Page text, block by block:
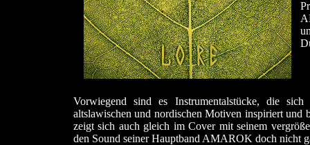
Vorwiegend sind es Instrumentalstücke, die
altslawischen und nordischen Motiven inspiriert und
zeigt sich auch gleich im Cover mit seinem
den Sound seiner Hauptband AMAROK doch nicht